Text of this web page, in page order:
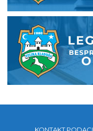
KONTAKT PODACI